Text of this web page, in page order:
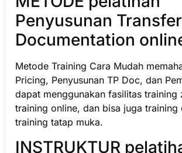
Penyusunan
Documentation
Metode Training Cara Mudah
Pricing, Penyusunan TP Doc, dan
dapat menggunakan fasilitas training
training online, dan bisa juga training
training tatap muka.
INSTRUKTUR